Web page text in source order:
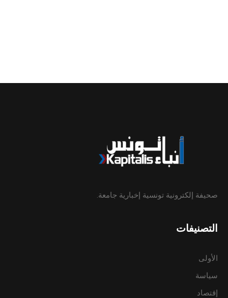
صحيفة إلكترونية تونسية إخبارية جامعة.
التصنيفات
الأولى
سياسة
إقتصاد